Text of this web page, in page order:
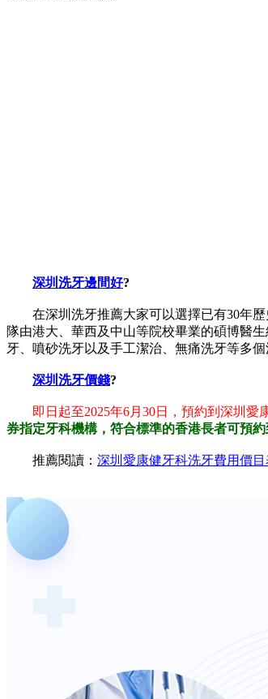
深圳洗牙邊間好?
在深圳洗牙推薦大家可以選擇已有30年歷
隊由港大、華西及中山等院校畢業的碩博醫
牙、噴砂洗牙以及手工潔治、無痛洗牙等多個
深圳洗牙價錢?
即日起至2025年6月30日，預約到深圳愛
券指定牙科機構，符合標準的香港長者可預
推薦閱讀： 深圳愛康健牙科洗牙費用價目